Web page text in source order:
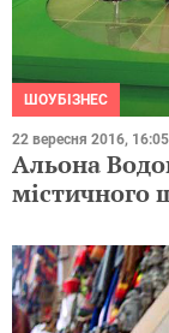
ШОУБІЗНЕС
22 вересня 2016, 16:05
Альона
містичного